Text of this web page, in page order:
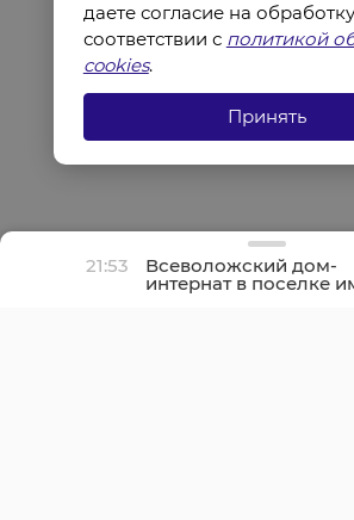
21:53 Всеволожский дом-
интернат в поселке
Свердлова полностью
даете согласие на
соответствии с политикой
cookies.
Принять